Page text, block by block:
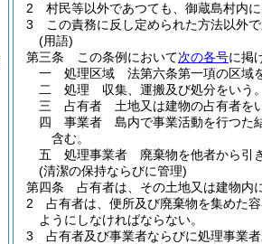
2
村民等以外であつても、御蔵島村内
3
この責務に反し定められた方法以外
(用語)
第三条
この条例において次の各号に掲
一
処理区域 法第六条第一項の区域を
二
処理 収集、運搬及び処分をいう。
三
占有者 土地又は建物の占有者をい
四
事業者 島内で事業活動を行つた
含む。
五
処理事業者 廃棄物を他者から引
(清潔の保持ならびに管理)
第四条
占有者は、その土地又は建物内
2
占有者は、便所及び廃棄物を集めた
ようにしなければならない。
3
占有者及び事業者ならびに処理事業